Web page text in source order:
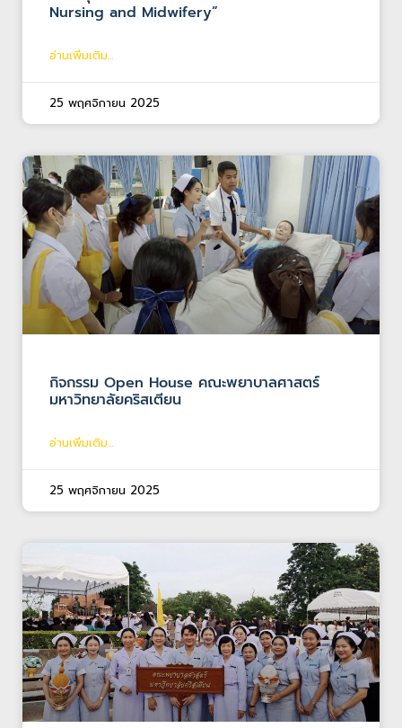
Nursing and Midwifery”
อ่านเพิ่มเติม...
25 พฤศจิกายน 2025
กิจกรรม Open House คณะพยาบาลศาสตร์
มหาวิทยาลัยคริสเตียน
อ่านเพิ่มเติม...
25 พฤศจิกายน 2025